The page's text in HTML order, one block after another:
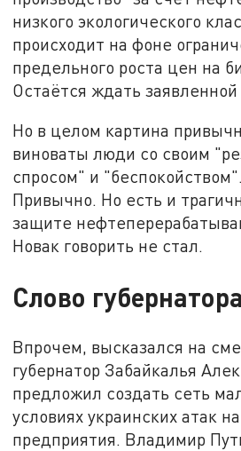
низкого экологического
происходит на фоне
предельного роста цен на
Остаётся ждать заявленной
Но в целом картина
виноваты люди со своим
спросом" и
Привычно. Но есть и
защите
Новак говорить не стал.
Слово
Впрочем, высказался на
губернатор Забайкалья
предложил создать сеть
условиях украинских атак
предприятия. Владимир